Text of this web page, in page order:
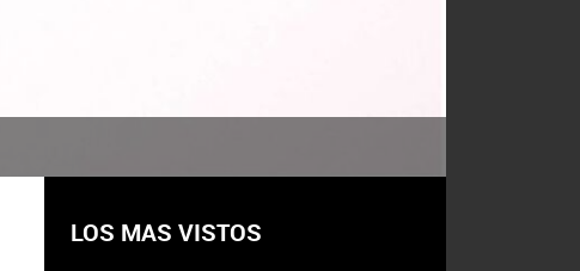
LOS MAS VISTOS